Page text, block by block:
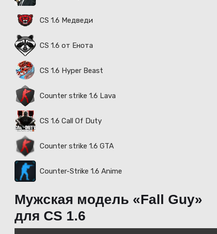
CS 1.6 Медведи
CS 1.6 от Енота
CS 1.6 Hyper Beast
Counter strike 1.6 Lava
CS 1.6 Call Of Duty
Counter strike 1.6 GTA
Counter-Strike 1.6 Anime
Мужская модель «Fall Guy»
для CS 1.6